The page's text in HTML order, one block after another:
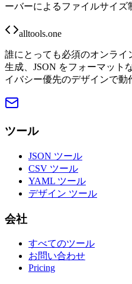
ーバーによるファイルサイズ
alltools.one
誰にとっても必須のオンラ
生成、JSON をフォーマット
イバシー優先のデザインで動
ツール
JSON ツール
CSV ツール
YAML ツール
デザイン ツール
会社
すべてのツール
お問い合わせ
Pricing